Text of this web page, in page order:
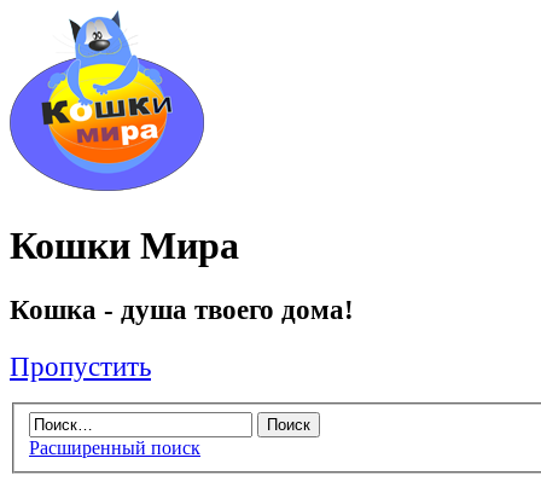
Кошки Мира
Кошка - душа твоего дома!
Пропустить
Расширенный поиск